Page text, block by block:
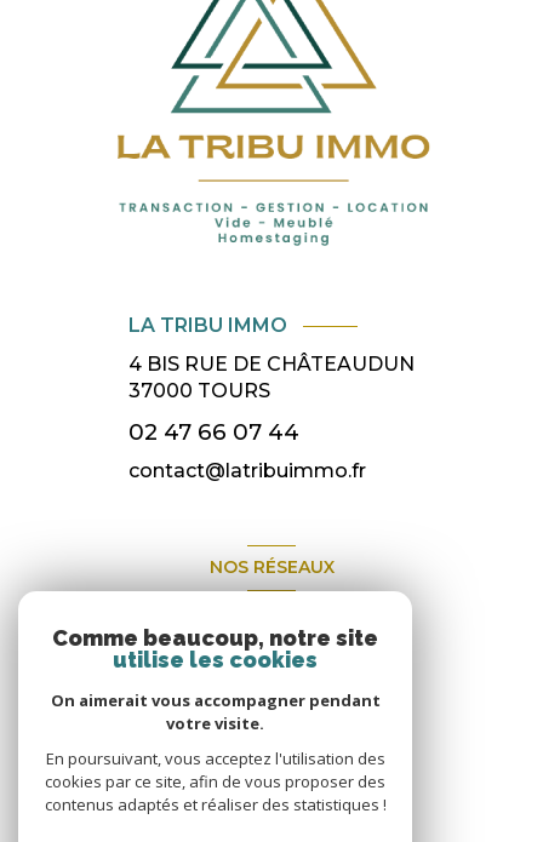
LA TRIBU IMMO
4 BIS RUE DE CHÂTEAUDUN
37000 TOURS
02 47 66 07 44
contact@latribuimmo.fr
NOS RÉSEAUX
Comme beaucoup, notre site
utilise les cookies
On aimerait vous accompagner pendant
votre visite.
En poursuivant, vous acceptez l'utilisation des
cookies par ce site, afin de vous proposer des
contenus adaptés et réaliser des statistiques !